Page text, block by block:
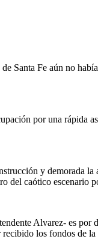
Santa Fe aún no
por una rápida
y demorada
del caótico
Alvarez- es
los fondos de